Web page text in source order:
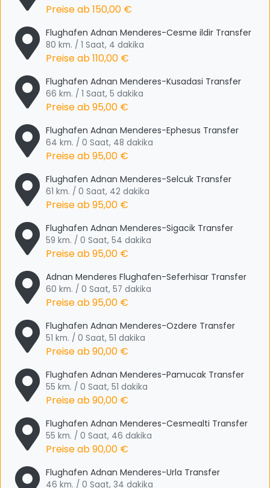
Preise ab150,00 €
Flughafen Adnan Menderes-Cesme ildir Transfer
80 km. / 1 Saat, 4 dakika
Preise ab110,00 €
Flughafen Adnan Menderes-Kusadasi Transfer
66 km. / 1 Saat, 5 dakika
Preise ab95,00 €
Flughafen Adnan Menderes-Ephesus Transfer
64 km. / 0 Saat, 48 dakika
Preise ab95,00 €
Flughafen Adnan Menderes-Selcuk Transfer
61 km. / 0 Saat, 42 dakika
Preise ab95,00 €
Flughafen Adnan Menderes-Sigacik Transfer
59 km. / 0 Saat, 54 dakika
Preise ab95,00 €
Adnan Menderes Flughafen-Seferhisar Transfer
60 km. / 0 Saat, 57 dakika
Preise ab95,00 €
Flughafen Adnan Menderes-Ozdere Transfer
51 km. / 0 Saat, 51 dakika
Preise ab90,00 €
Flughafen Adnan Menderes-Pamucak Transfer
55 km. / 0 Saat, 51 dakika
Preise ab90,00 €
Flughafen Adnan Menderes-Cesmealti Transfer
55 km. / 0 Saat, 46 dakika
Preise ab90,00 €
Flughafen Adnan Menderes-Urla Transfer
46 km. / 0 Saat, 34 dakika